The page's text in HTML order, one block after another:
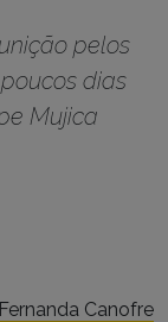
pelos
dias
Mujica
Fernanda Canofre